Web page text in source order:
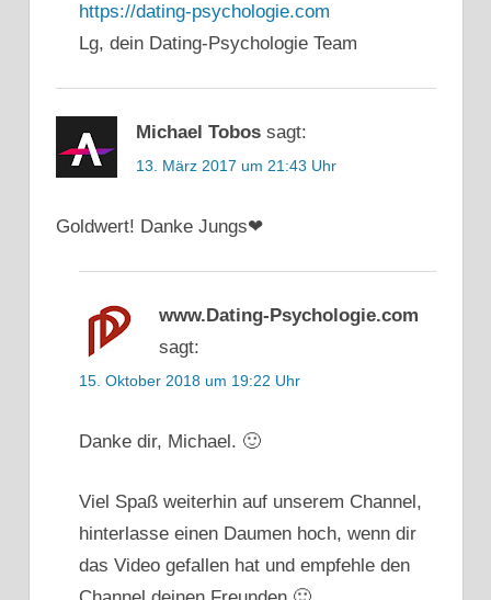
https://dating-psychologie.com
Lg, dein Dating-Psychologie Team
Michael Tobos sagt:
13. März 2017 um 21:43 Uhr
Goldwert! Danke Jungs❤
www.Dating-Psychologie.com
sagt:
15. Oktober 2018 um 19:22 Uhr
Danke dir, Michael. 🙂
Viel Spaß weiterhin auf unserem Channel,
hinterlasse einen Daumen hoch, wenn dir
das Video gefallen hat und empfehle den